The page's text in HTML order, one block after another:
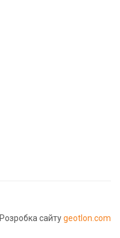
Розробка сайтуgeotlon.com